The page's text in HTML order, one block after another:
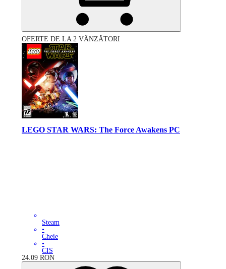
OFERTE DE LA 2 VÂNZĂTORI
LEGO STAR WARS: The Force Awakens PC
Steam
•
Cheie
•
CIS
24.09 RON